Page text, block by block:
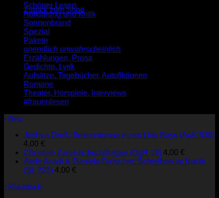
Zurück zum Shop
Schöner Lesen
Aufklärung und Kritik
Sonnenbrand
Spezial
Pakete
unendlich unwahrscheinlich
Erzählungen, Prosa
Gedichte, Lyrik
Aufsätze, Tagebücher, Autofiktionen
Romane
Theater, Hörspiele, Interviews
#frauenlesen
› Neu
Joshua Groß: Bekenntnisse eines Link-Boys (AuK 538)
4,00 €
Christine Zureich: fruchtfolgen (DgR 18) 4,00 €
Atefe Asadi & Daniela Dröscher: Schreiben ist Nacht
(SL 225) 4,00 €
› Klassisch